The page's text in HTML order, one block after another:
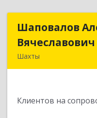
Шаповалов
Вячеславович
Шахты
Клиентов на